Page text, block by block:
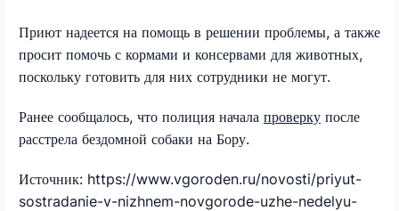
Приют надеется на помощь в решении проблемы, а также
просит помочь с кормами и консервами для животных,
поскольку готовить для них сотрудники не могут.
Ранее сообщалось, что полиция начала проверку после
расстрела бездомной собаки на Бору.
Источник: https://www.vgoroden.ru/novosti/priyut-
sostradanie-v-nizhnem-novgorode-uzhe-nedelyu-